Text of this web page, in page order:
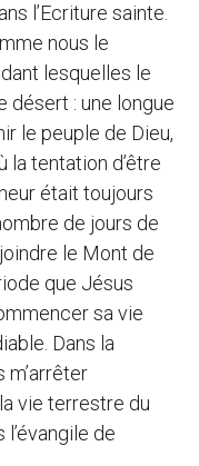
l’Ecriture sainte.
nous le
lesquelles le
désert : une longue
le peuple de Dieu,
la tentation d’être
était toujours
de jours de
le Mont de
que Jésus
sa vie
Dans la
m’arrêter
vie terrestre du
de